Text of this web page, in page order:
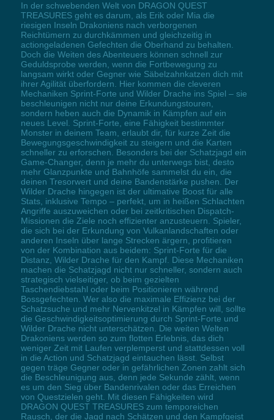
In der schwebenden Welt von DRAGON QUEST
TREASURES geht es darum, als Erik oder Mia die
riesigen Inseln Drakoniens nach verborgenen
Reichtümern zu durchkämmen und gleichzeitig in
actiongeladenen Gefechten die Oberhand zu behalten.
Doch die Weiten des Abenteuers können schnell zur
Geduldsprobe werden, wenn die Fortbewegung zu
langsam wirkt oder Gegner wie Säbelzahnkatzen dich mit
ihrer Agilität überfordern. Hier kommen die cleveren
Mechaniken Sprint-Forte und Wilder Drache ins Spiel – sie
beschleunigen nicht nur deine Erkundungstouren,
sondern heben auch die Dynamik in Kämpfen auf ein
neues Level. Sprint-Forte, eine Fähigkeit bestimmter
Monster in deinem Team, erlaubt dir, für kurze Zeit die
Bewegungsgeschwindigkeit zu steigern und die Karten
schneller zu erforschen. Besonders bei der Schatzjagd ein
Game-Changer, denn je mehr du unterwegs bist, desto
mehr Glanzpunkte und Bahnhöfe sammelst du ein, die
deinen Tresorwert und deine Bandenstärke pushen. Der
Wilder Drache hingegen ist der ultimative Boost für alle
Stats, inklusive Tempo – perfekt, um in heißen Schlachten
Angriffe auszuweichen oder bei zeitkritischen Dispatch-
Missionen die Ziele noch effizienter anzusteuern. Spieler,
die sich bei der Erkundung von Vulkanlandschaften oder
anderen Inseln über lange Strecken ärgern, profitieren
von der Kombination aus beidem: Sprint-Forte für die
Distanz, Wilder Drache für den Kampf. Diese Mechaniken
machen die Schatzjagd nicht nur schneller, sondern auch
strategisch vielseitiger, ob beim gezielten
Taschendiebstahl oder beim Positionieren während
Bossgefechten. Wer also die maximale Effizienz bei der
Schatzsuche und mehr Nervenkitzel in Kämpfen will, sollte
die Geschwindigkeitsoptimierung durch Sprint-Forte und
Wilder Drache nicht unterschätzen. Die weiten Welten
Drakoniens werden so zum flotten Erlebnis, das dich
weniger Zeit mit Laufen verplemperst und stattdessen voll
in die Action und Schatzjagd eintauchen lässt. Selbst
gegen träge Gegner oder in gefährlichen Zonen zahlt sich
die Beschleunigung aus, denn jede Sekunde zählt, wenn
es um den Sieg über Bandenrivalen oder das Erreichen
von Questzielen geht. Mit diesen Fähigkeiten wird
DRAGON QUEST TREASURES zum temporeichen
Rausch, der die Jagd nach Schätzen und den Kampfgeist